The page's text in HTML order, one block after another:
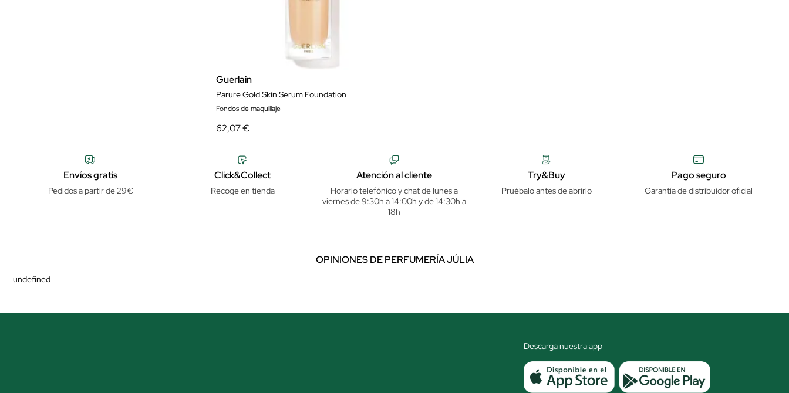
Guerlain
Parure Gold Skin Serum Foundation
Fondos de maquillaje
62,07 €
Envíos gratis
Pedidos a partir de 29€
Click&Collect
Recoge en tienda
Atención al cliente
Horario telefónico y chat de lunes a
viernes de 9:30h a 14:00h y de 14:30h a
18h
Try&Buy
Pruébalo antes de abrirlo
Pago seguro
Garantía de distribuidor oficial
OPINIONES DE PERFUMERÍA JÚLIA
undefined
Descarga nuestra app